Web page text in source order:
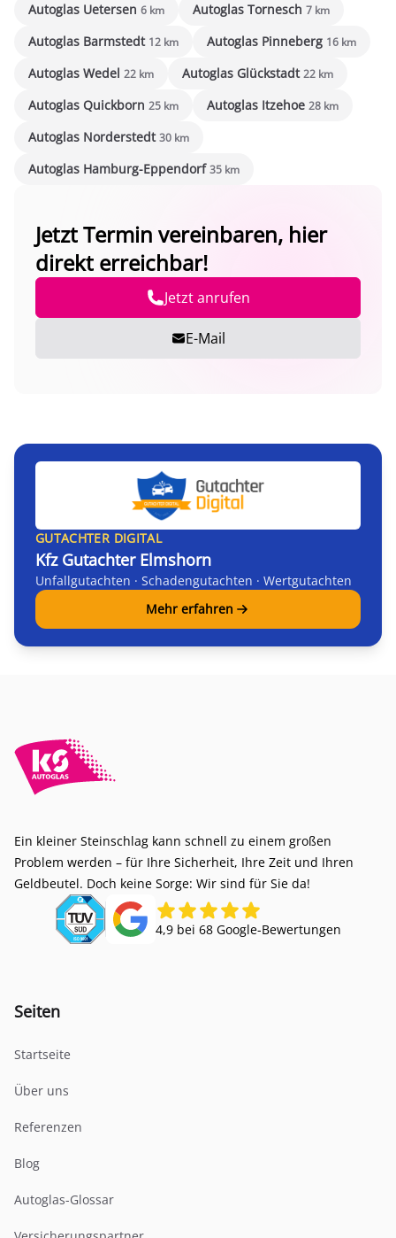
Autoglas Uetersen 6 km Autoglas Tornesch 7 km
Autoglas Barmstedt 12 km Autoglas Pinneberg 16 km
Autoglas Wedel 22 km Autoglas Glückstadt22 km
Autoglas Quickborn 25 km Autoglas Itzehoe 28 km
Autoglas Norderstedt30 km
Autoglas Hamburg-Eppendorf35 km
Jetzt Termin vereinbaren, hier
direkt erreichbar!
Jetzt anrufen
E-Mail
GUTACHTER DIGITAL
Kfz Gutachter Elmshorn
Unfallgutachten · Schadengutachten · Wertgutachten
Mehr erfahren
Ein kleiner Steinschlag kann schnell zu einem großen
Problem werden – für Ihre Sicherheit, Ihre Zeit und Ihren
Geldbeutel. Doch keine Sorge: Wir sind für Sie da!
4,9 bei 68 Google-Bewertungen
Seiten
Startseite
Über uns
Referenzen
Blog
Autoglas-Glossar